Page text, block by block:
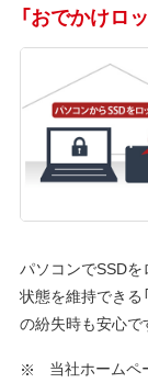
「おでかけロ
パソコンでSSD
状態を維持できる
の紛失時も安心で
当社ホームペ